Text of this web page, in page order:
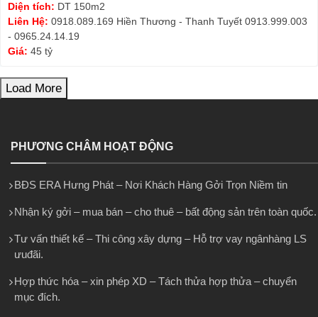
Diện tích: DT 150m2
Liên Hệ: 0918.089.169 Hiền Thương - Thanh Tuyết 0913.999.003
- 0965.24.14.19
Giá: 45 tỷ
Load More
PHƯƠNG CHÂM HOẠT ĐỘNG
BĐS ERA Hưng Phát – Nơi Khách Hàng Gởi Trọn Niềm tin
Nhận ký gởi – mua bán – cho thuê – bất động sản trên toàn quốc.
Tư vấn thiết kế – Thi công xây dựng – Hỗ trợ vay ngânhàng LS
ưuđãi.
Hợp thức hóa – xin phép XD – Tách thửa hợp thửa – chuyển
mục đích.